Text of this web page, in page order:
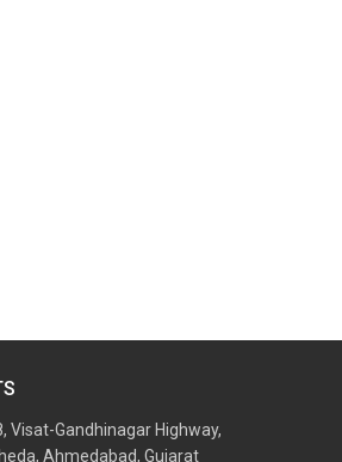
Visat-Gandhinagar Highway,
Ahmedabad, Gujarat